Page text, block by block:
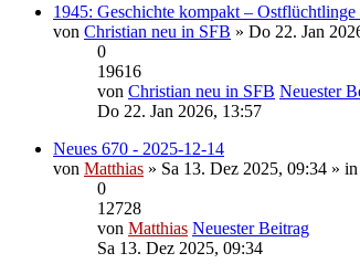
1945: Geschichte kompakt –
von Christian neu in SFB » Do 22. Jan
0
19616
von Christian neu in SFB Neuester
Do 22. Jan 2026, 13:57
Neues 670 - 2025-12-14
von Matthias » Sa 13. Dez 2025, 09:34 » in
0
12728
von Matthias Neuester Beitrag
Sa 13. Dez 2025, 09:34